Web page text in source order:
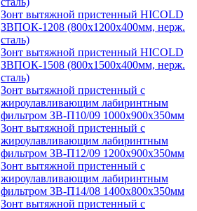
Зонт вытяжной пристенный HICOLD
ЗВПОК-1208 (800х1200х400мм, нерж.
сталь)
Зонт вытяжной пристенный HICOLD
ЗВПОК-1508 (800х1500х400мм, нерж.
сталь)
Зонт вытяжной пристенный с
жироулавливающим лабиринтным
фильтром ЗВ-П10/09 1000х900х350мм
Зонт вытяжной пристенный с
жироулавливающим лабиринтным
фильтром ЗВ-П12/09 1200х900х350мм
Зонт вытяжной пристенный с
жироулавливающим лабиринтным
фильтром ЗВ-П14/08 1400х800х350мм
Зонт вытяжной пристенный с